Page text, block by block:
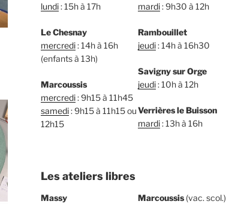
lundi: 15h à 17h
Le Chesnay
mercredi: 14h à 16h
(enfants à 13h)
Marcoussis
mercredi: 9h15 à 11h45
samedi: 9h15 à 11h15 ou
12h15
mardi: 9h30 à 12h
Rambouillet
jeudi: 14h à 16h30
Savigny sur Orge
jeudi: 10h à 12h
Verrières le Buisson
mardi: 13h à 16h
Les ateliers libres
Massy
Marcoussis(vac. scol.)